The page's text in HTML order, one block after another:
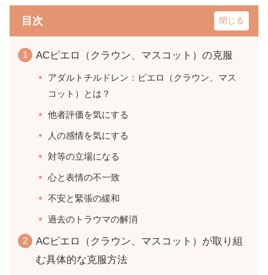
目次
ACピエロ（クラウン、マスコット）の克服
アダルトチルドレン：ピエロ（クラウン、マス
コット）とは？
他者評価を気にする
人の感情を気にする
対等の立場になる
心と表情の不一致
不安と緊張の緩和
過去のトラウマの解消
ACピエロ（クラウン、マスコット）が取り組
む具体的な克服方法